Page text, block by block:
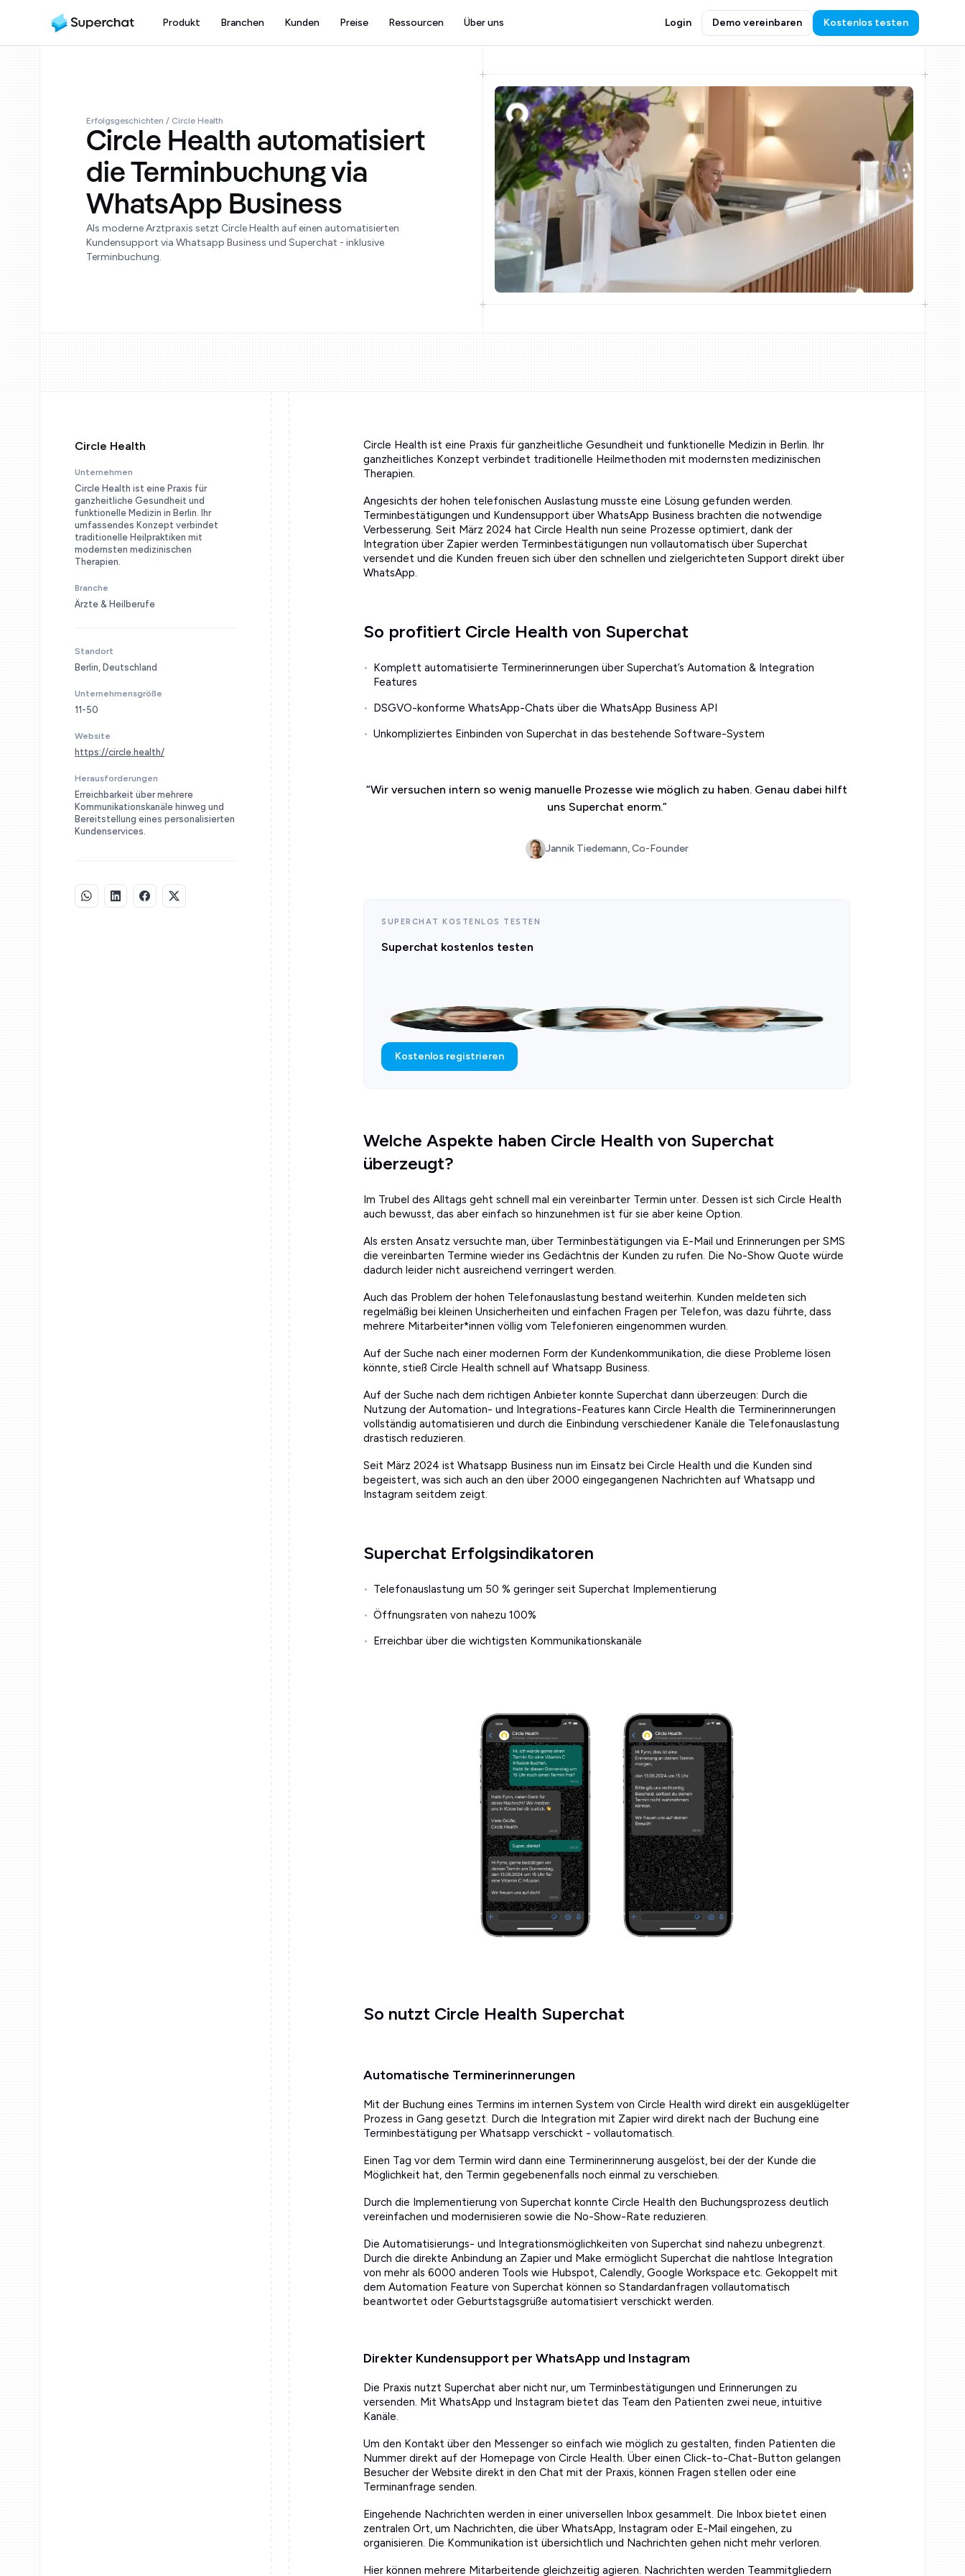
Produkt Branchen Kunden Preise Ressourcen Über uns Login Demo vereinbaren Kostenlos testen
Erfolgsgeschichten / Circle Health
Circle Health automatisiert
die Terminbuchung via
WhatsApp Business
Als moderne Arztpraxis setzt Circle Health auf einen automatisierten
Kundensupport via Whatsapp Business und Superchat - inklusive
Terminbuchung.
Circle Health
Unternehmen
Circle Health ist eine Praxis für
ganzheitliche Gesundheit und
funktionelle Medizin in Berlin. Ihr
umfassendes Konzept verbindet
traditionelle Heilpraktiken mit
modernsten medizinischen
Therapien.
Branche
Ärzte & Heilberufe
Standort
Berlin, Deutschland
Unternehmensgröße
11-50
Website
https://circle.health/
Herausforderungen
Erreichbarkeit über mehrere
Kommunikationskanäle hinweg und
Bereitstellung eines personalisierten
Kundenservices.
Circle Health ist eine Praxis für ganzheitliche Gesundheit und funktionelle Medizin in Berlin. Ihr
ganzheitliches Konzept verbindet traditionelle Heilmethoden mit modernsten medizinischen
Therapien.
Angesichts der hohen telefonischen Auslastung musste eine Lösung gefunden werden.
Terminbestätigungen und Kundensupport über WhatsApp Business brachten die notwendige
Verbesserung. Seit März 2024 hat Circle Health nun seine Prozesse optimiert, dank der
Integration über Zapier werden Terminbestätigungen nun vollautomatisch über Superchat
versendet und die Kunden freuen sich über den schnellen und zielgerichteten Support direkt über
WhatsApp.
So profitiert Circle Health von Superchat
Komplett automatisierte Terminerinnerungen über Superchat’s Automation & Integration
Features
DSGVO-konforme WhatsApp-Chats über die WhatsApp Business API
Unkompliziertes Einbinden von Superchat in das bestehende Software-System
“Wir versuchen intern so wenig manuelle Prozesse wie möglich zu haben. Genau dabei hilft
uns Superchat enorm.”
Jannik Tiedemann, Co-Founder
SUPERCHAT KOSTENLOS TESTEN
Superchat kostenlos testen
Kostenlos registrieren
Welche Aspekte haben Circle Health von Superchat
überzeugt?
Im Trubel des Alltags geht schnell mal ein vereinbarter Termin unter. Dessen ist sich Circle Health
auch bewusst, das aber einfach so hinzunehmen ist für sie aber keine Option.
Als ersten Ansatz versuchte man, über Terminbestätigungen via E-Mail und Erinnerungen per SMS
die vereinbarten Termine wieder ins Gedächtnis der Kunden zu rufen. Die No-Show Quote würde
dadurch leider nicht ausreichend verringert werden.
Auch das Problem der hohen Telefonauslastung bestand weiterhin. Kunden meldeten sich
regelmäßig bei kleinen Unsicherheiten und einfachen Fragen per Telefon, was dazu führte, dass
mehrere Mitarbeiter*innen völlig vom Telefonieren eingenommen wurden.
Auf der Suche nach einer modernen Form der Kundenkommunikation, die diese Probleme lösen
könnte, stieß Circle Health schnell auf Whatsapp Business.
Auf der Suche nach dem richtigen Anbieter konnte Superchat dann überzeugen: Durch die
Nutzung der Automation- und Integrations-Features kann Circle Health die Terminerinnerungen
vollständig automatisieren und durch die Einbindung verschiedener Kanäle die Telefonauslastung
drastisch reduzieren.
Seit März 2024 ist Whatsapp Business nun im Einsatz bei Circle Health und die Kunden sind
begeistert, was sich auch an den über 2000 eingegangenen Nachrichten auf Whatsapp und
Instagram seitdem zeigt.
Superchat Erfolgsindikatoren
Telefonauslastung um 50 % geringer seit Superchat Implementierung
Öffnungsraten von nahezu 100%
Erreichbar über die wichtigsten Kommunikationskanäle
So nutzt Circle Health Superchat
Automatische Terminerinnerungen
Mit der Buchung eines Termins im internen System von Circle Health wird direkt ein ausgeklügelter
Prozess in Gang gesetzt. Durch die Integration mit Zapier wird direkt nach der Buchung eine
Terminbestätigung per Whatsapp verschickt - vollautomatisch.
Einen Tag vor dem Termin wird dann eine Terminerinnerung ausgelöst, bei der der Kunde die
Möglichkeit hat, den Termin gegebenenfalls noch einmal zu verschieben.
Durch die Implementierung von Superchat konnte Circle Health den Buchungsprozess deutlich
vereinfachen und modernisieren sowie die No-Show-Rate reduzieren.
Die Automatisierungs- und Integrationsmöglichkeiten von Superchat sind nahezu unbegrenzt.
Durch die direkte Anbindung an Zapier und Make ermöglicht Superchat die nahtlose Integration
von mehr als 6000 anderen Tools wie Hubspot, Calendly, Google Workspace etc. Gekoppelt mit
dem Automation Feature von Superchat können so Standardanfragen vollautomatisch
beantwortet oder Geburtstagsgrüße automatisiert verschickt werden.
Direkter Kundensupport per WhatsApp und Instagram
Die Praxis nutzt Superchat aber nicht nur, um Terminbestätigungen und Erinnerungen zu
versenden. Mit WhatsApp und Instagram bietet das Team den Patienten zwei neue, intuitive
Kanäle.
Um den Kontakt über den Messenger so einfach wie möglich zu gestalten, finden Patienten die
Nummer direkt auf der Homepage von Circle Health. Über einen Click-to-Chat-Button gelangen
Besucher der Website direkt in den Chat mit der Praxis, können Fragen stellen oder eine
Terminanfrage senden.
Eingehende Nachrichten werden in einer universellen Inbox gesammelt. Die Inbox bietet einen
zentralen Ort, um Nachrichten, die über WhatsApp, Instagram oder E-Mail eingehen, zu
organisieren. Die Kommunikation ist übersichtlich und Nachrichten gehen nicht mehr verloren.
Hier können mehrere Mitarbeitende gleichzeitig agieren. Nachrichten werden Teammitgliedern